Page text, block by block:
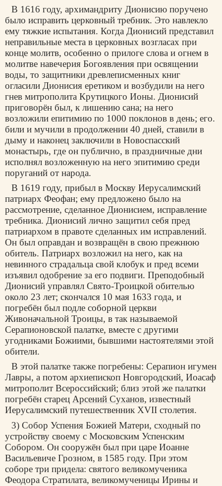
В 1616 году, архимандриту Дионисию поручено
было исправить церковный требник. Это навлекло
ему тяжкие испытания. Когда Дионисий представил
неправильные места в церковных возгласах при
конце молитв, особенно о прилоге слова и огнем в
молитве навечерия Богоявления при освящении
воды, то защитники древлеписменных книг
огласили Дионисия еретиком и возбудили на него
гнев митрополита Крутицкого Ионы. Дионисий
приговорён был, к лишению сана; на него
возложили епитимию по 1000 поклонов в день; его.
били и мучили в продолжении 40 дней, ставили в
дыму и наконец заключили в Новоспасский
монастырь, где он публично, в праздничные дни
исполнял возложенную на него эпитимию среди
поруганий от народа.
В 1619 году, прибыл в Москву Иерусалимский
патриарх Феофан; ему предложено было на
рассмотрение, сделанное Дионисием, исправление
требника. Дионисий лично защитил себя пред
патриархом в правоте сделанных им исправлений.
Он был оправдан и возвращён в свою прежнюю
обитель. Патриарх возложил на него, как на
невинного страдальца свой клобук и пред всеми
изъявил одобрение за его подвиги. Преподобный
Дионисий управлял Свято-Троицкой обителью
около 23 лет; скончался 10 мая 1633 года, и
погребён был подле соборной церкви
Живоначальной Троицы, в так называемой
Серапионовской палатке, вместе с другими
угодниками Божиими, бывшими настоятелями этой
обители.
В этой палатке также погребены: Серапион игумен
Лавры, а потом архиепископ Новгородский, Иоасаф
митрополит Всероссийский; близ этой же палатки
погребён старец Арсений Суханов, известный
Иерусалимский путешественник XVII столетия.
3) Собор Успения Божией Матери, сходный по
устройству своему с Московским Успенским
Собором. Он сооружён был при царе Иоанне
Васильевиче Грозном, в 1585 году. При этом
соборе три придела: святого великомученика
Феодора Стратилата, великомученицы Ирины и